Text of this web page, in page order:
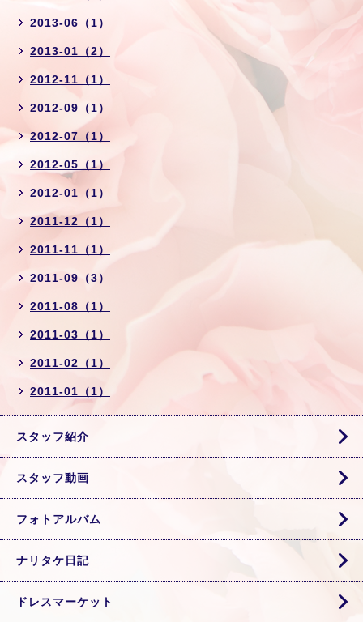
2013-06（1）
2013-01（2）
2012-11（1）
2012-09（1）
2012-07（1）
2012-05（1）
2012-01（1）
2011-12（1）
2011-11（1）
2011-09（3）
2011-08（1）
2011-03（1）
2011-02（1）
2011-01（1）
スタッフ紹介
スタッフ動画
フォトアルバム
ナリタケ日記
ドレスマーケット